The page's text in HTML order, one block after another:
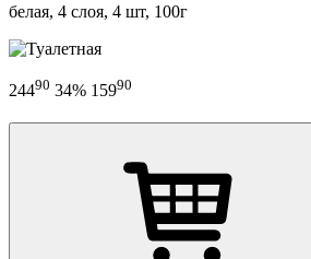
белая, 4 слоя, 4 шт, 100г
24490 34% 15990